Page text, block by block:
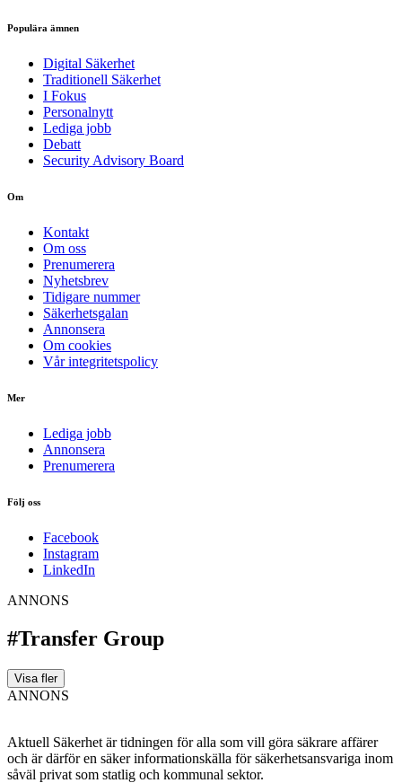
Populära ämnen
Digital Säkerhet
Traditionell Säkerhet
I Fokus
Personalnytt
Lediga jobb
Debatt
Security Advisory Board
Om
Kontakt
Om oss
Prenumerera
Nyhetsbrev
Tidigare nummer
Säkerhetsgalan
Annonsera
Om cookies
Vår integritetspolicy
Mer
Lediga jobb
Annonsera
Prenumerera
Följ oss
Facebook
Instagram
LinkedIn
ANNONS
#Transfer Group
Visa fler
ANNONS
Aktuell Säkerhet är tidningen för alla som vill göra säkrare affärer
och är därför en säker informationskälla för säkerhets­ansvariga inom
såväl privat som statlig och kommunal sektor.